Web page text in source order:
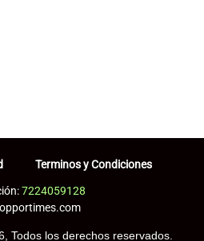
Terminos y Condiciones
7224059128
Todos los derechos reservados.